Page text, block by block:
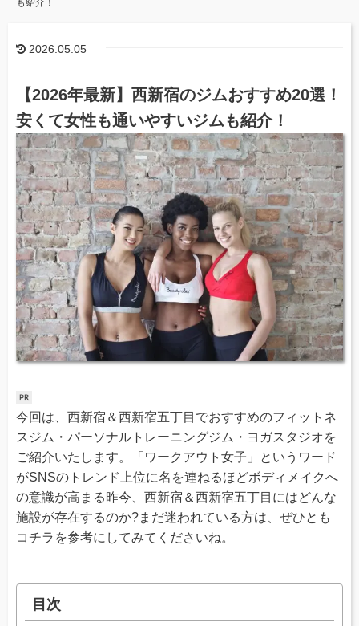
2026.05.05
【2026年最新】西新宿のジムおすすめ20選！
安くて女性も通いやすいジムも紹介！
今回は、西新宿＆西新宿五丁目でおすすめのフィットネ
スジム・パーソナルトレーニングジム・ヨガスタジオを
ご紹介いたします。「ワークアウト女子」というワード
がSNSのトレンド上位に名を連ねるほどボディメイクへ
の意識が高まる昨今、西新宿＆西新宿五丁目にはどんな
施設が存在するのか?まだ迷われている方は、ぜひとも
コチラを参考にしてみてくださいね。
目次